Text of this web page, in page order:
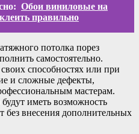
Обои виниловые на
правильно
потолка порез
самостоятельно.
способностях или при
и сложные дефекты,
мастерам.
иметь возможность
без внесения дополнительных